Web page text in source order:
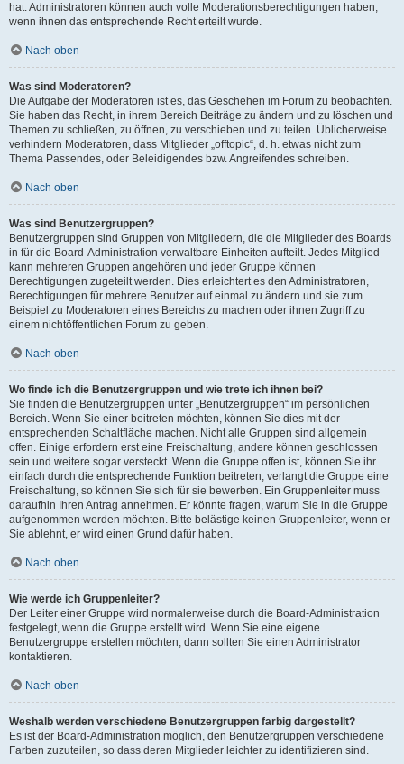
hat. Administratoren können auch volle Moderationsberechtigungen haben,
wenn ihnen das entsprechende Recht erteilt wurde.
Nach oben
Was sind Moderatoren?
Die Aufgabe der Moderatoren ist es, das Geschehen im Forum zu beobachten.
Sie haben das Recht, in ihrem Bereich Beiträge zu ändern und zu löschen und
Themen zu schließen, zu öffnen, zu verschieben und zu teilen. Üblicherweise
verhindern Moderatoren, dass Mitglieder „offtopic“, d. h. etwas nicht zum
Thema Passendes, oder Beleidigendes bzw. Angreifendes schreiben.
Nach oben
Was sind Benutzergruppen?
Benutzergruppen sind Gruppen von Mitgliedern, die die Mitglieder des Boards
in für die Board-Administration verwaltbare Einheiten aufteilt. Jedes Mitglied
kann mehreren Gruppen angehören und jeder Gruppe können
Berechtigungen zugeteilt werden. Dies erleichtert es den Administratoren,
Berechtigungen für mehrere Benutzer auf einmal zu ändern und sie zum
Beispiel zu Moderatoren eines Bereichs zu machen oder ihnen Zugriff zu
einem nichtöffentlichen Forum zu geben.
Nach oben
Wo finde ich die Benutzergruppen und wie trete ich ihnen bei?
Sie finden die Benutzergruppen unter „Benutzergruppen“ im persönlichen
Bereich. Wenn Sie einer beitreten möchten, können Sie dies mit der
entsprechenden Schaltfläche machen. Nicht alle Gruppen sind allgemein
offen. Einige erfordern erst eine Freischaltung, andere können geschlossen
sein und weitere sogar versteckt. Wenn die Gruppe offen ist, können Sie ihr
einfach durch die entsprechende Funktion beitreten; verlangt die Gruppe eine
Freischaltung, so können Sie sich für sie bewerben. Ein Gruppenleiter muss
daraufhin Ihren Antrag annehmen. Er könnte fragen, warum Sie in die Gruppe
aufgenommen werden möchten. Bitte belästige keinen Gruppenleiter, wenn er
Sie ablehnt, er wird einen Grund dafür haben.
Nach oben
Wie werde ich Gruppenleiter?
Der Leiter einer Gruppe wird normalerweise durch die Board-Administration
festgelegt, wenn die Gruppe erstellt wird. Wenn Sie eine eigene
Benutzergruppe erstellen möchten, dann sollten Sie einen Administrator
kontaktieren.
Nach oben
Weshalb werden verschiedene Benutzergruppen farbig dargestellt?
Es ist der Board-Administration möglich, den Benutzergruppen verschiedene
Farben zuzuteilen, so dass deren Mitglieder leichter zu identifizieren sind.